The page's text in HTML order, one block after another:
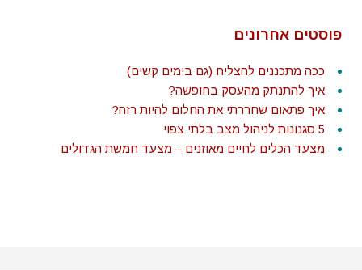
פוסטים אחרונים
ככה מתכננים להצליח (גם בימים קשים)
איך להתנתק מהעסק בחופשה?
איך פתאום שחררתי את החלום להיות רזה?
5 סגנונות לניהול מצב בלתי צפוי
מצעד הכלים לחיים מאוזנים – מצעד חמשת הגדולים